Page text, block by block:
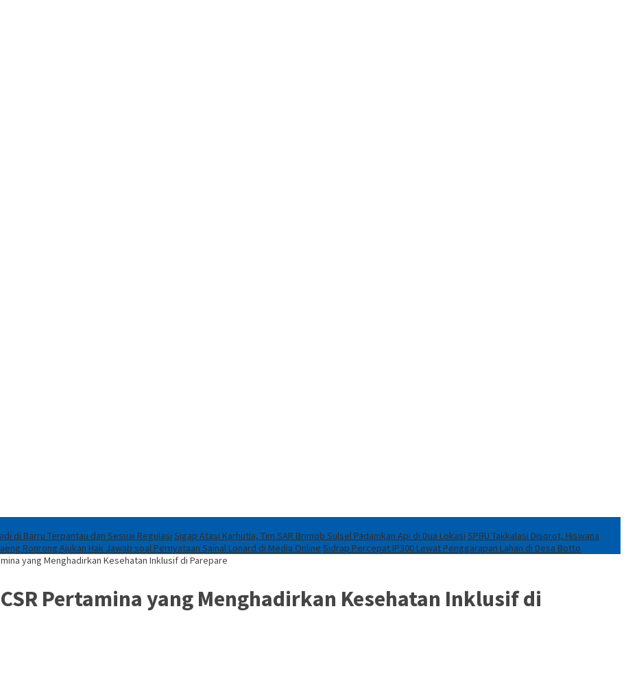
di Barru Terpantau dan Sesuai Regulasi Sigap Atasi Karhutla, Tim SAR Brimob Sulsel Padamkan Api di Dua Lokasi SPBU Takkalasi Disorot, Hiswana
Ronrong Ajukan Hak Jawab soal Pernyataan Sainal Lonard di Media Online Sidrap Percepat IP300 Lewat Penggarapan Lahan di Desa Botto
yang Menghadirkan Kesehatan Inklusif di Parepare
Pertamina yang Menghadirkan Kesehatan Inklusif di